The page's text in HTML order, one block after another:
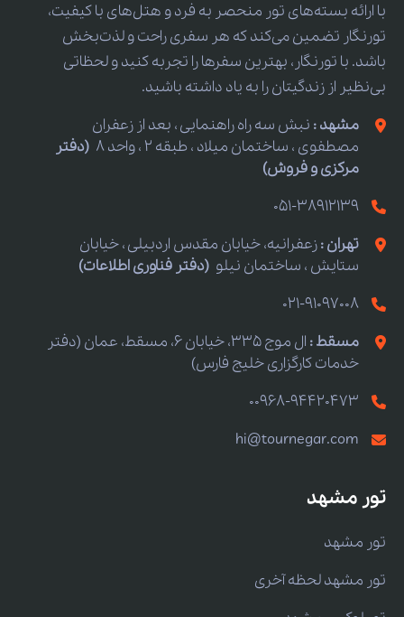
با ارائه بسته‌های تور منحصر به فرد و هتل‌های با کیفیت،
تورنگار تضمین می‌کند که هر سفری راحت و لذت‌بخش
باشد. با تورنگار، بهترین سفرها را تجربه کنید و لحظاتی
بی‌نظیر از زندگیتان را به یاد داشته باشید.
مشهد : نبش سه راه راهنمایی ، بعد از زعفران
مصطفوی ، ساختمان میلاد ، طبقه 2 ، واحد 8
(دفتر
مرکزی و فروش)
051-38912139
تهران :زعفرانیه، خیابان مقدس اردبیلی ، خیابان
ستایش ، ساختمان نیلو (دفتر فناوری اطلاعات)
021-91097008
مسقط :
ال موج 335، خیابان 6، مسقط، عمان (دفتر
خدمات کارگزاری خلیج فارس)
00968-94420473
hi@tournegar.com
تور مشهد
تور مشهد
تور مشهد لحظه آخری